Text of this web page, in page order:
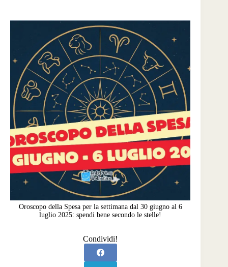
Oroscopo della Spesa per la settimana dal 30 giugno al 6
luglio 2025: spendi bene secondo le stelle!
Condividi!